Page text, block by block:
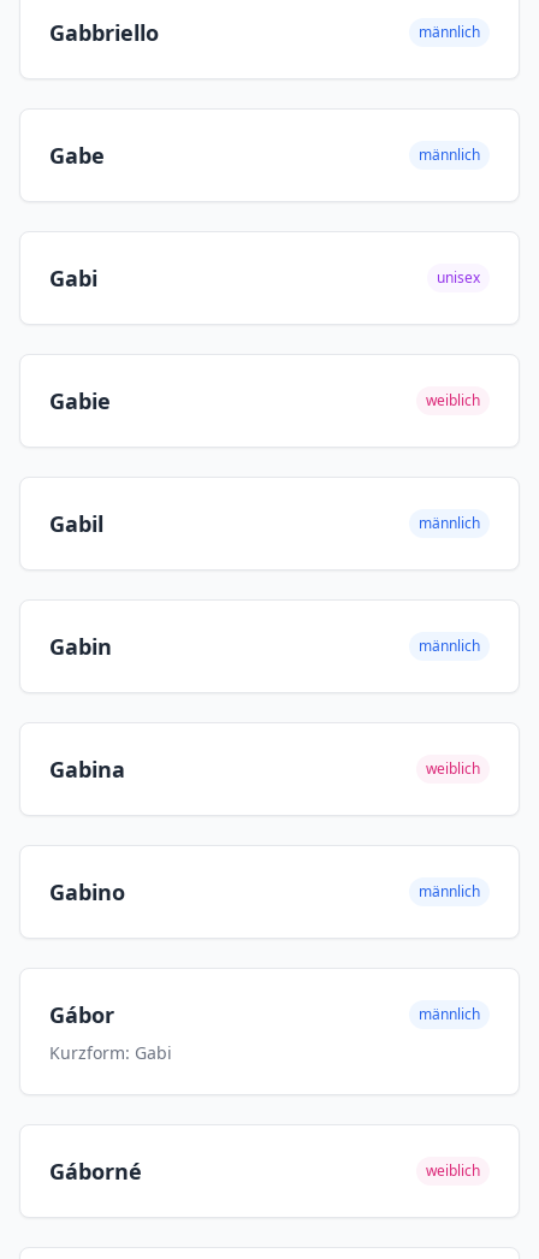
Gabbriello männlich
Gabe männlich
Gabi unisex
Gabie weiblich
Gabil männlich
Gabin männlich
Gabina weiblich
Gabino männlich
Gábor männlich
Kurzform: Gabi
Gáborné weiblich